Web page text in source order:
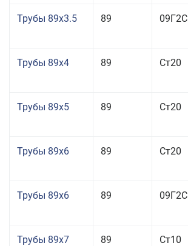
Трубы 89x3.5 89 09Г2С
Трубы 89x4 89 Ст20
Трубы 89x5 89 Ст20
Трубы 89x6 89 Ст20
Трубы 89x6 89 09Г2С
Трубы 89x7 89 Ст10